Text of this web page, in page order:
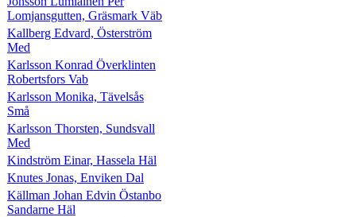
Lomjansgutten, Gräsmark Väb
Kallberg Edvard, Österström
Med
Karlsson Konrad Överklinten
Robertsfors Vab
Karlsson Monika, Tävelsås
Små
Karlsson Thorsten, Sundsvall
Med
Kindström Einar, Hassela Häl
Knutes Jonas, Enviken Dal
Källman Johan Edvin Östanbo
Sandarne Häl